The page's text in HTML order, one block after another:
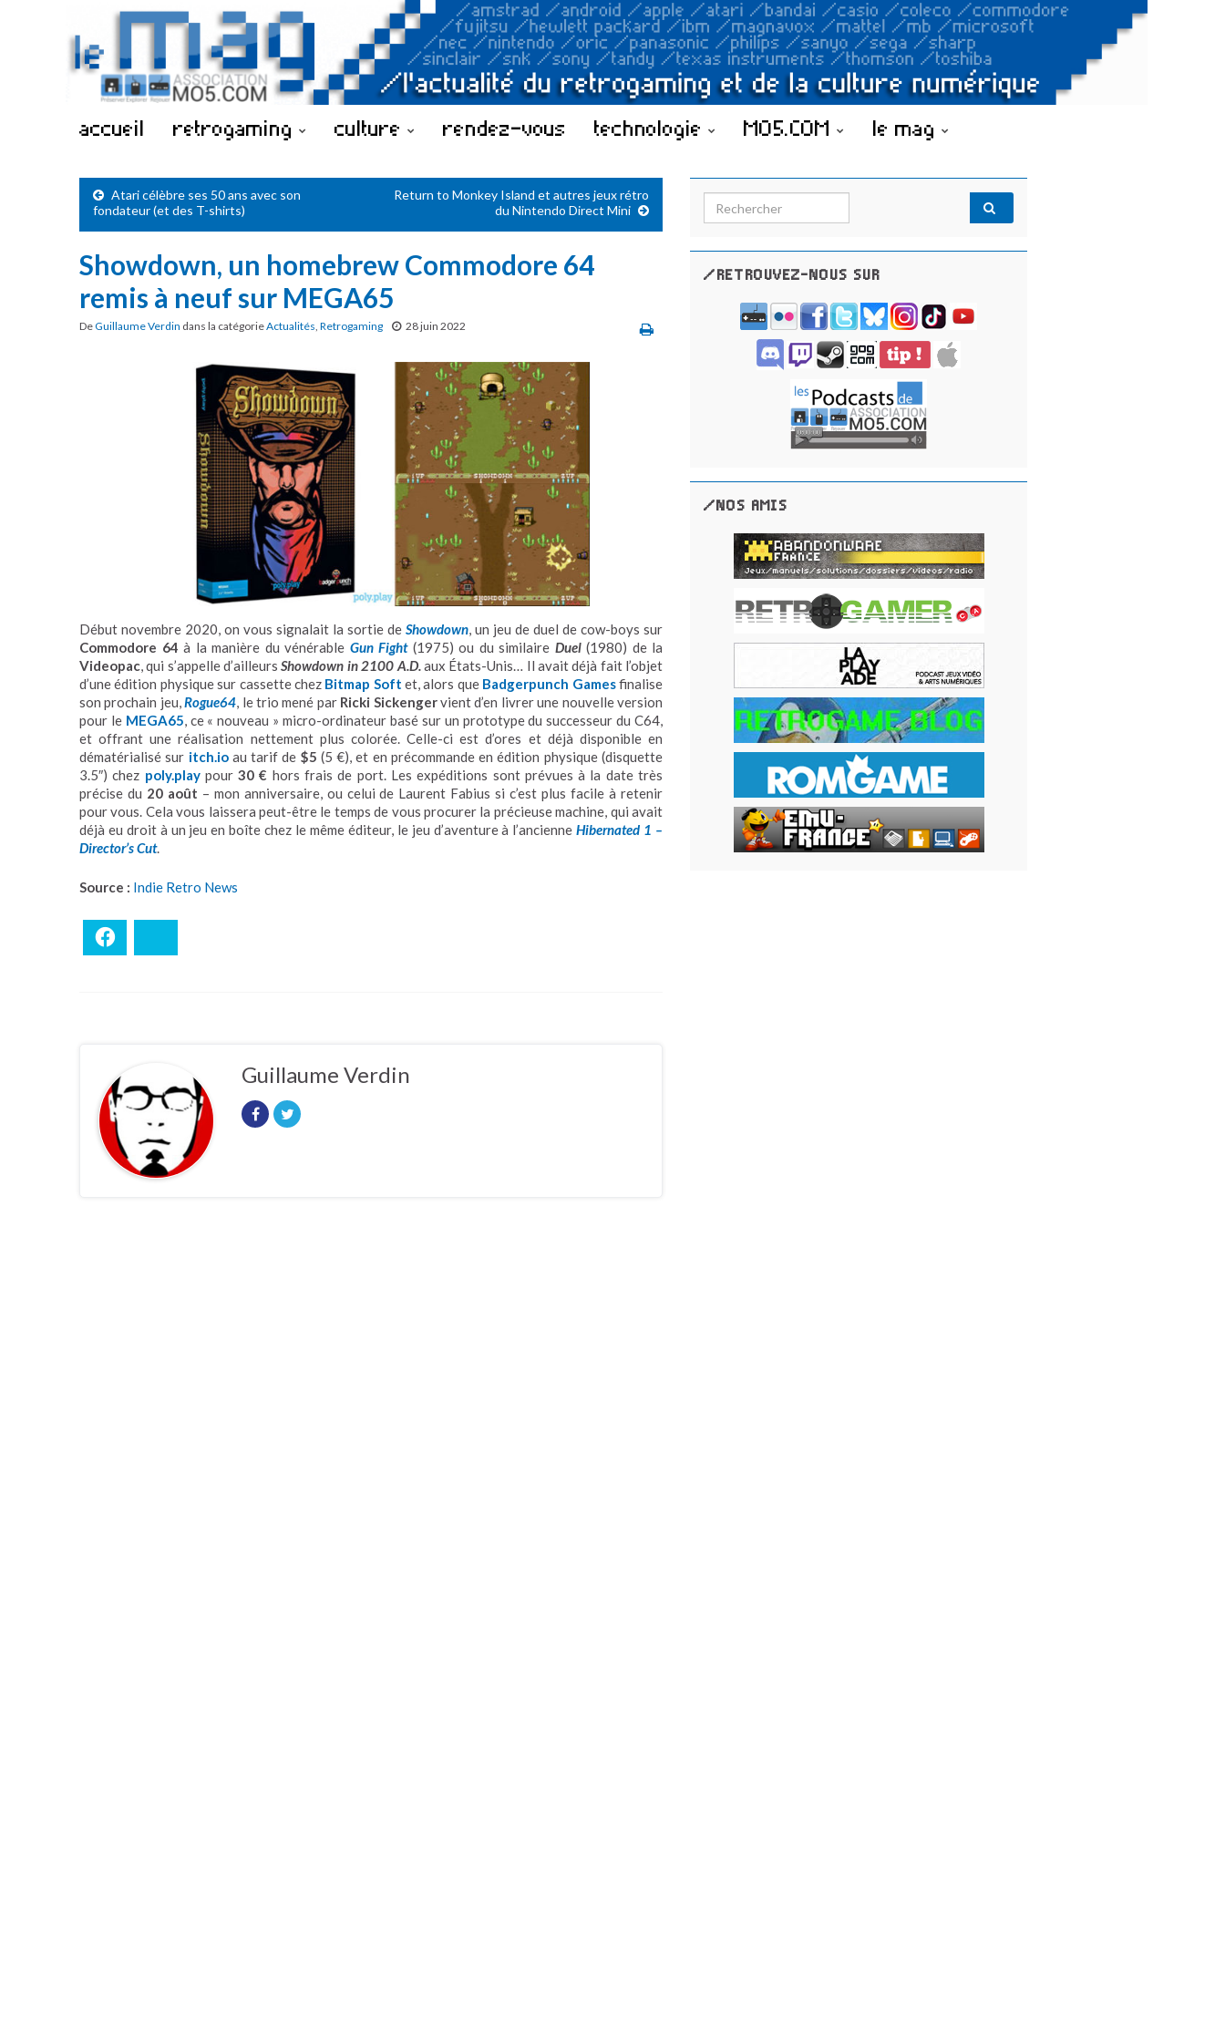
accueil retrogaming culture rendez-vous technologie MO5.COM le mag
Atari célèbre ses 50 ans avec son
fondateur (et des T-shirts)
Return to Monkey Island et autres jeux rétro
du Nintendo Direct Mini
Showdown, un homebrew Commodore 64
remis à neuf sur MEGA65
DeGuillaume Verdin dans la catégorieActualités, Retrogaming 28 juin 2022
Début novembre 2020, on vous signalait la sortie de Showdown, un jeu de duel de cow-boys sur
Commodore 64 à la manière du vénérable Gun Fight(1975) ou du similaire Duel (1980) de la
Videopac, qui s’appelle d’ailleursShowdown in 2100 A.D.aux États-Unis… Il avait déjà fait l’objet
d’une édition physique sur cassette chez Bitmap Soft et, alors que Badgerpunch Gamesfinalise
son prochain jeu,Rogue64, le trio mené par Ricki Sickengervient d’en livrer une nouvelle version
pour le MEGA65, ce « nouveau » micro-ordinateur basé sur un prototype du successeur du C64,
et offrant une réalisation nettement plus colorée. Celle-ci est d’ores et déjà disponible en
dématérialisé sur itch.ioau tarif de $5 (5 €), et en précommande en édition physique (disquette
3.5″) chez poly.playpour30 € hors frais de port. Les expéditions sont prévues à la date très
précise du 20 août – mon anniversaire, ou celui de Laurent Fabius si c’est plus facile à retenir
pour vous. Cela vous laissera peut-être le temps de vous procurer la précieuse machine, qui avait
déjà eu droit à un jeu en boîte chez le même éditeur, le jeu d’aventure à l’ancienneHibernated 1 –
Director’s Cut.
Source : Indie Retro News
Guillaume Verdin
Search for:
/RETROUVEZ-NOUS SUR
/NOS AMIS